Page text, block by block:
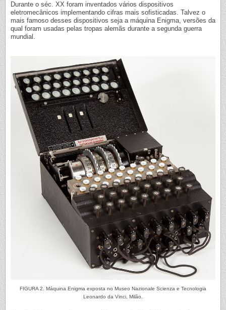
Durante o séc. XX foram inventados vários dispositivos
eletromecânicos implementando cifras mais sofisticadas. Talvez o
mais famoso desses dispositivos seja a máquina Enigma, versões da
qual foram usadas pelas tropas alemãs durante a segunda guerra
mundial.
FIGURA 2. Máquina Enigma exposta no Museo Nazionale Scienza e Tecnologia
Leonardo da Vinci, Milão.